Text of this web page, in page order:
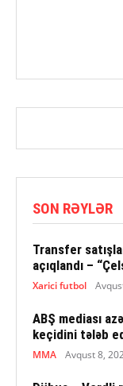
SON RƏYLƏR
Transfer
açıqlandı –
Xarici futbol
ABŞ mediası
keçidini tələb
MMA Avqust 8,